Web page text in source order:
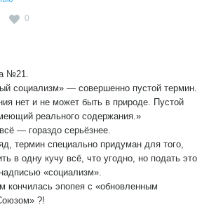
больше
в томс, что обновленный социализм
а самостоятельная общественно
формация.
0
№21.
социализм» — совершенно пустой термин.
нет и не может быть в природе. Пустой
реального содержания.»
— гораздо серьёзнее.
термин специально придуман для того,
в одну кучу всё, что угодно, но подать это
«социализм».
кончилась эпопея с «обновленным
?!